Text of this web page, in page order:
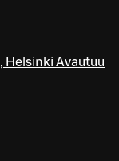
, Helsinki Avautuu